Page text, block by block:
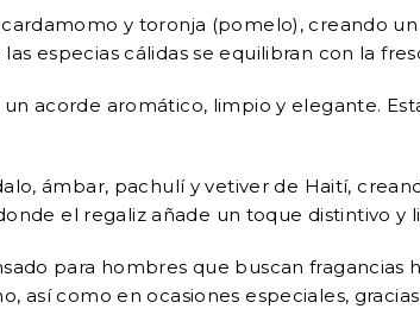
y toronja (pomelo), creando
especias cálidas se equilibran con la
acorde aromático, limpio y elegante.
ámbar, pachulí y vetiver de Haití,
el regaliz añade un toque distintivo y
para hombres que buscan
así como en ocasiones especiales,